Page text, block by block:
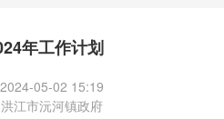
年工作计划
05-02 15:19
江市沅河镇政府